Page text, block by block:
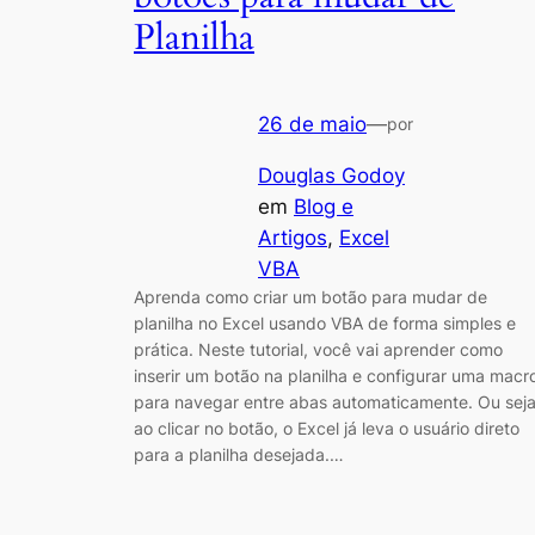
Planilha
26 de maio—por
Douglas Godoy
em Blog e
Artigos, Excel
VBA
Aprenda como criar um botão para mudar de
planilha no Excel usando VBA de forma simples e
prática. Neste tutorial, você vai aprender como
inserir um botão na planilha e configurar uma
para navegar entre abas automaticamente. Ou
ao clicar no botão, o Excel já leva o usuário direto
para a planilha desejada.…